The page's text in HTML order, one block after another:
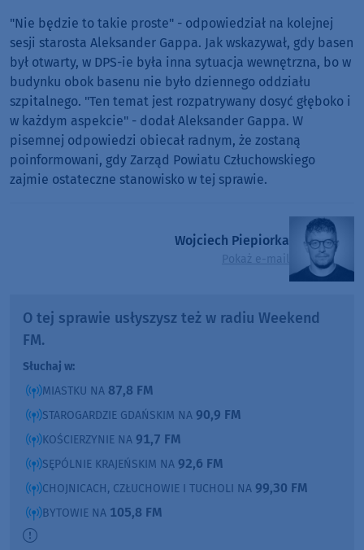
"Nie będzie to takie proste" - odpowiedział na kolejnej
sesji starosta Aleksander Gappa. Jak wskazywał, gdy basen
był otwarty, w DPS-ie była inna sytuacja wewnętrzna, bo w
budynku obok basenu nie było dziennego oddziału
szpitalnego. "Ten temat jest rozpatrywany dosyć głęboko i
w każdym aspekcie" - dodał Aleksander Gappa. W
pisemnej odpowiedzi obiecał radnym, że zostaną
poinformowani, gdy Zarząd Powiatu Człuchowskiego
zajmie ostateczne stanowisko w tej sprawie.
Wojciech Piepiorka
Pokaż e-mail
O tej sprawie usłyszysz też w radiu Weekend
FM.
Słuchaj w:
MIASTKU NA 87,8 FM
STAROGARDZIE GDAŃSKIM NA 90,9 FM
KOŚCIERZYNIE NA 91,7 FM
SĘPÓLNIE KRAJEŃSKIM NA 92,6 FM
CHOJNICACH, CZŁUCHOWIE I TUCHOLI NA 99,30 FM
BYTOWIE NA 105,8 FM